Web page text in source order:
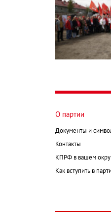
О партии
Документы и
Контакты
КПРФ в вашем
Как вступить в